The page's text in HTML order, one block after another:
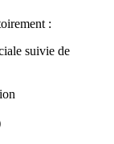
:
suivie de